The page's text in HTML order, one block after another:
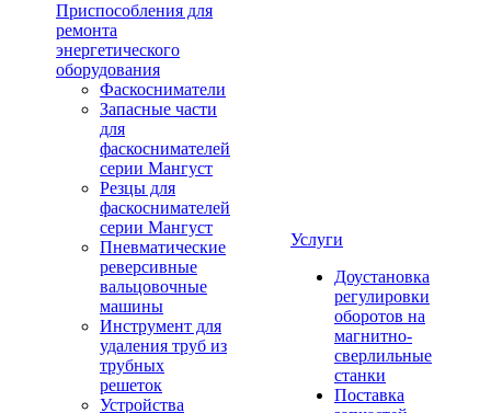
Приспособления для
ремонта
энергетического
оборудования
Фаскосниматели
Запасные части
для
фаскоснимателей
серии Мангуст
Резцы для
фаскоснимателей
серии Мангуст
Пневматические
реверсивные
вальцовочные
машины
Инструмент для
удаления труб из
трубных
решеток
Устройства
Услуги
Доустановка
регулировки
оборотов на
магнитно-
сверлильные
станки
Поставка